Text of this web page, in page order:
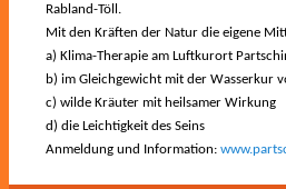
Rabland-Töll.
Mit den Kräften der Natur die eigene
a) Klima-Therapie am Luftkurort
b) im Gleichgewicht mit der Wasserkur
c) wilde Kräuter mit heilsamer Wirkung
d) die Leichtigkeit des Seins
Anmeldung und Information: